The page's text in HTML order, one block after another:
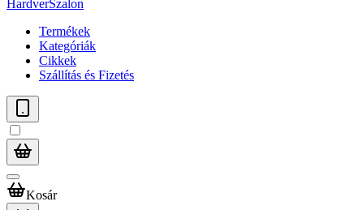
HardverSzalon
Termékek
Kategóriák
Cikkek
Szállítás és Fizetés
Kosár